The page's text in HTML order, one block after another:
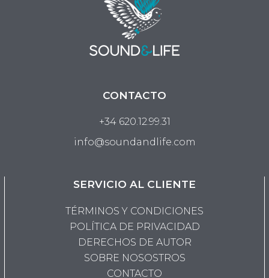
CONTACTO
+34 620.12.99.31
info@soundandlife.com
SERVICIO AL CLIENTE
TÉRMINOS Y CONDICIONES
POLÍTICA DE PRIVACIDAD
DERECHOS DE AUTOR
SOBRE NOSOSTROS
CONTACTO